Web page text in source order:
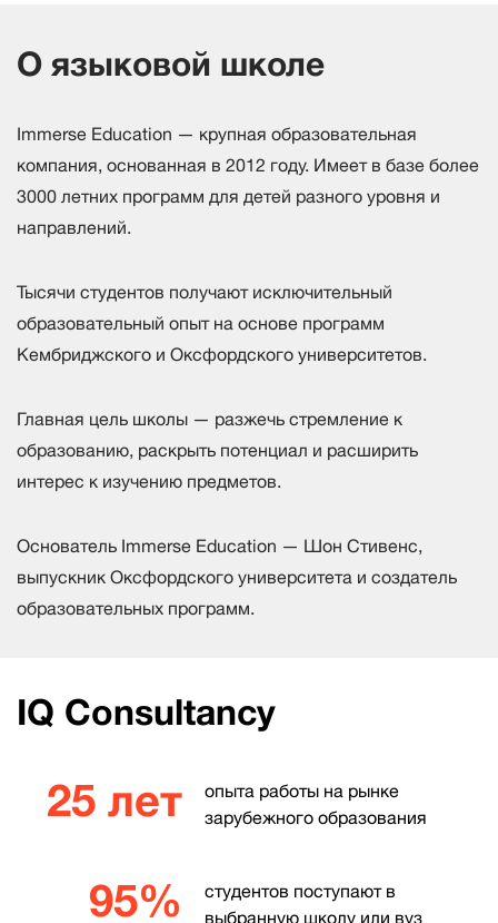
О языковой школе
Immerse Education — крупная образовательная
компания, основанная в 2012 году. Имеет в базе более
3000 летних программ для детей разного уровня и
направлений.
Тысячи студентов получают исключительный
образовательный опыт на основе программ
Кембриджского и Оксфордского университетов.
Главная цель школы — разжечь стремление к
образованию, раскрыть потенциал и расширить
интерес к изучению предметов.
Основатель Immerse Education — Шон Стивенс,
выпускник Оксфордского университета и создатель
образовательных программ.
IQ Consultancy
25 лет
опыта работы на рынке
зарубежного образования
95%
студентов поступают в
выбранную школу или вуз